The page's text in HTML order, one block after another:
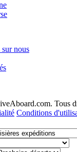
nous
Tous
Conditions